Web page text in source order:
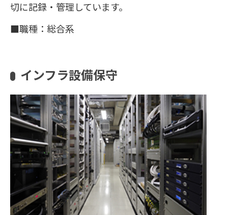
切に記録・管理しています。
■職種：総合系
インフラ設備保守